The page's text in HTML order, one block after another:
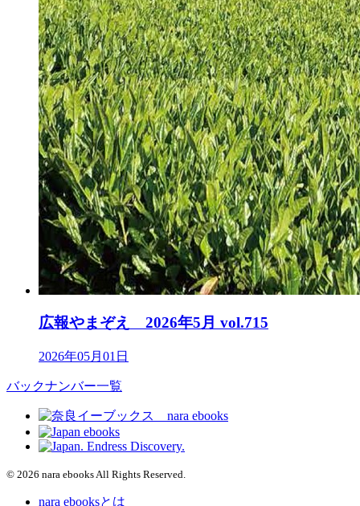
広報やまぞえ 2026年5月 vol.715
2026年05月01日
バックナンバー一覧
© 2026 nara ebooks All Rights Reserved.
nara ebooksとは